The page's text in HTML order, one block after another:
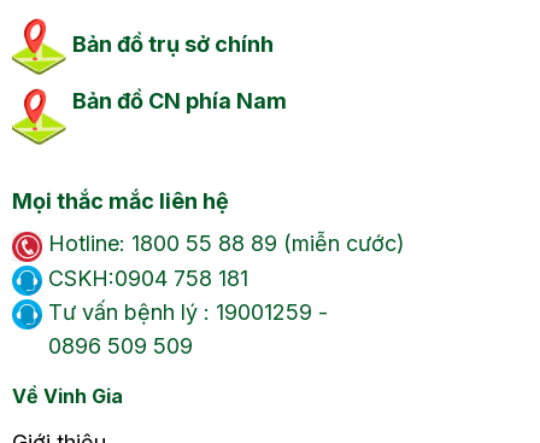
Bản đồ trụ sở chính
Bản đồ CN phía Nam
Mọi thắc mắc liên hệ
Hotline: 1800 55 88 89 (miễn cước)
CSKH:0904 758 181
Tư vấn bệnh lý : 19001259 -
0896 509 509
Về Vinh Gia